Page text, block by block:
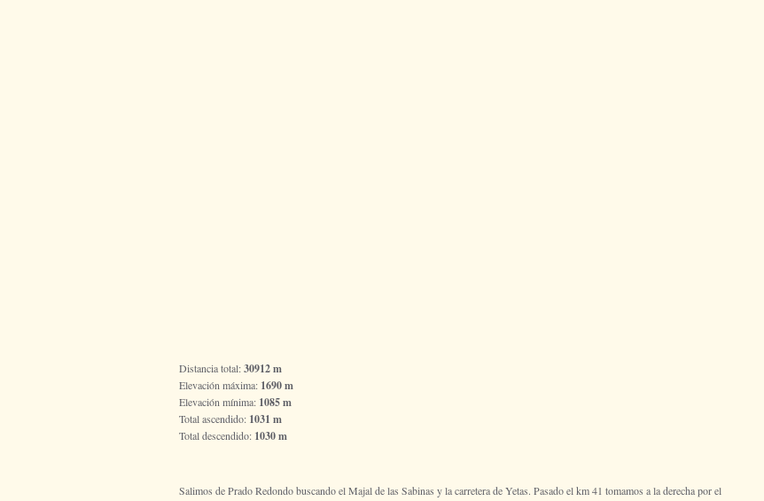
Distancia total:30912 m
Elevación máxima: 1690 m
Elevación mínima: 1085 m
Total ascendido: 1031 m
Total descendido: 1030 m
Salimos de Prado Redondo buscando el Majal de las Sabinas y la carretera de Yetas. Pasado el km 41 tomamos a la derecha por el